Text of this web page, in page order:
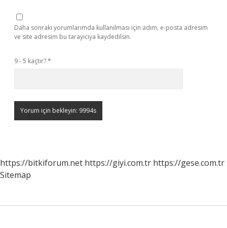
Daha sonraki yorumlarımda kullanılması için adım, e-posta adresim
ve site adresim bu tarayıcıya kaydedilsin.
9 - 5 kaçtır?*
https://bitkiforum.net https://giyi.com.tr https://gese.com.tr
Sitemap